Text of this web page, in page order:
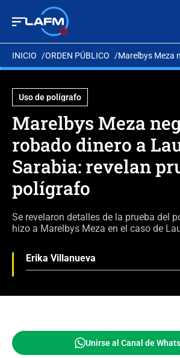
INICIO ORDEN PÚBLICO Marelbys Meza
Uso de polígrafo
Marelbys Meza
robado dinero a
Sarabia: revelan
polígrafo
Se revelaron detalles de la prueba del
hizo a Marelbys Meza en el caso de
Erika Villanueva
Unirse al Canal de